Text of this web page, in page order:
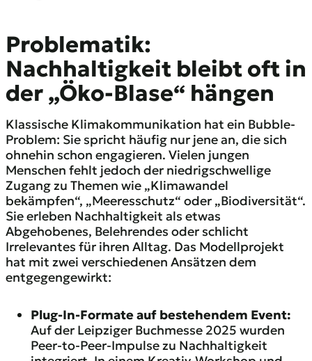
Problematik:
Nachhaltigkeit bleibt oft in
der „Öko-Blase“ hängen
Klassische Klimakommunikation hat ein Bubble-
Problem: Sie spricht häufig nur jene an, die sich
ohnehin schon engagieren. Vielen jungen
Menschen fehlt jedoch der niedrigschwellige
Zugang zu Themen wie „Klimawandel
bekämpfen“, „Meeresschutz“ oder „Biodiversität“.
Sie erleben Nachhaltigkeit als etwas
Abgehobenes, Belehrendes oder schlicht
Irrelevantes für ihren Alltag. Das Modellprojekt
hat mit zwei verschiedenen Ansätzen dem
entgegengewirkt:
Plug-In-Formate auf bestehendem Event:
Auf der Leipziger Buchmesse 2025 wurden
Peer-to-Peer-Impulse zu Nachhaltigkeit